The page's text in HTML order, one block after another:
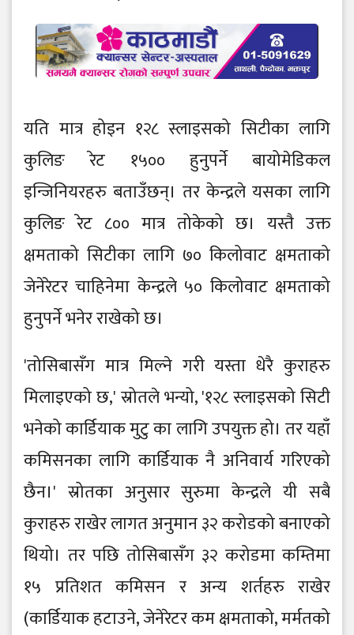
यति मात्र होइन १२८ स्लाइसको सिटीका लागि
कुलिङ रेट १५०० हुनुपर्ने बायोमेडिकल
इन्जिनियरहरु बताउँछन्। तर केन्द्रले यसका लागि
कुलिङ रेट ८०० मात्र तोकेको छ। यस्तै उक्त
क्षमताको सिटीका लागि ७० किलोवाट क्षमताको
जेनेरेटर चाहिनेमा केन्द्रले ५० किलोवाट क्षमताको
हुनुपर्ने भनेर राखेको छ।
'तोसिबासँग मात्र मिल्ने गरी यस्ता धेरै कुराहरु
मिलाइएको छ,' स्रोतले भन्यो, '१२८ स्लाइसको सिटी
भनेको कार्डियाक मुटु का लागि उपयुक्त हो। तर यहाँ
कमिसनका लागि कार्डियाक नै अनिवार्य गरिएको
छैन।' स्रोतका अनुसार सुरुमा केन्द्रले यी सबै
कुराहरु राखेर लागत अनुमान ३२ करोडको बनाएको
थियो। तर पछि तोसिबासँग ३२ करोडमा कम्तिमा
१५ प्रतिशत कमिसन र अन्य शर्तहरु राखेर
(कार्डियाक हटाउने, जेनेरेटर कम क्षमताको, मर्मतको